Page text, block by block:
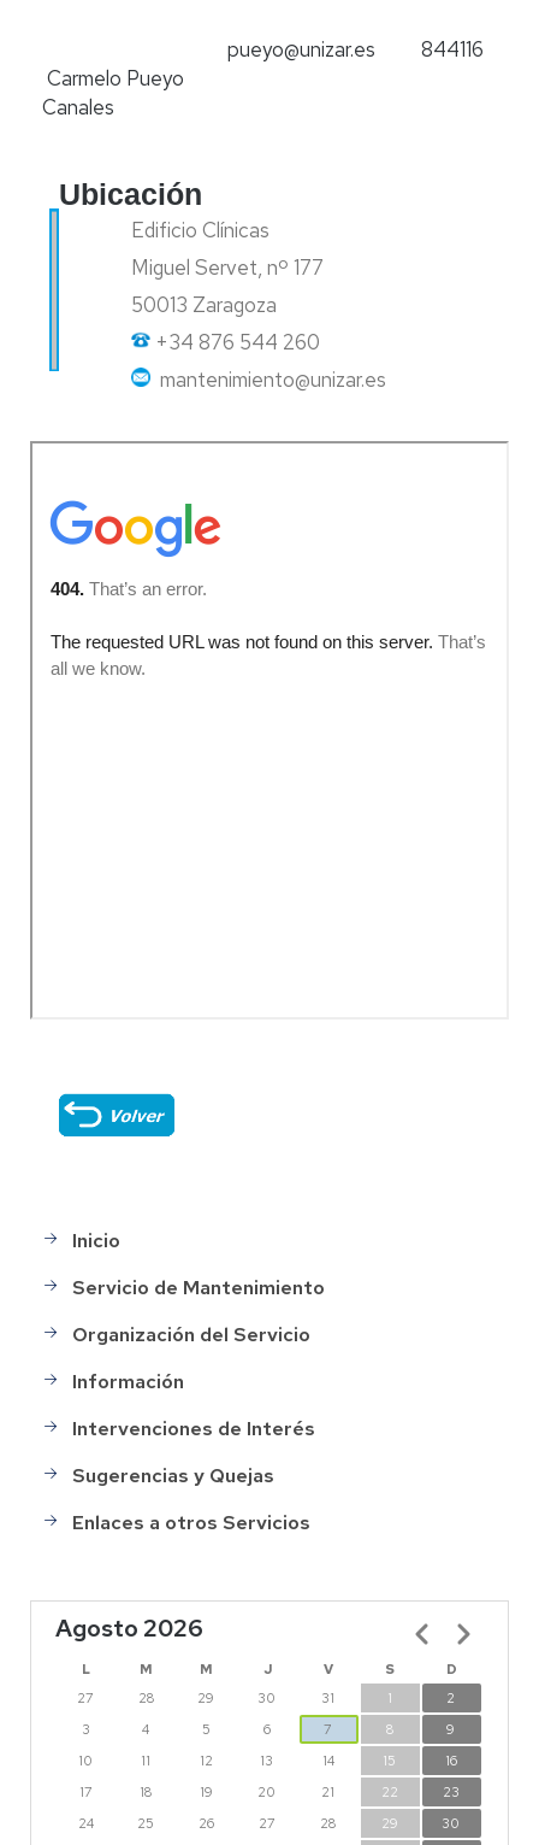
Carmelo Pueyo
Canales
pueyo@unizar.es 844116
Ubicación
Edificio Clínicas
Miguel Servet, nº 177
50013 Zaragoza
+34 876 544 260
mantenimiento@unizar.es
Main
Inicio
Servicio de Mantenimiento
Organización del Servicio
Información
Intervenciones de Interés
Sugerencias y Quejas
Enlaces a otros Servicios
Agosto 2026
L M M J V S
D
27
28 29 30 31 1
2
3
4 5 6 7 8
9
10
11 12 13 14 15
16
17
18 19 20 21 22
23
24
25 26 27 28 29 30
Paginación